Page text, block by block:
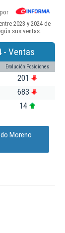
2023 y 2024 de
sus ventas:
- Ventas
Evolución Posiciones
201
683
14
Moreno